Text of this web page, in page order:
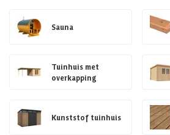
Sauna
Tuinhuis met
overkapping
Kunststof tuinhuis